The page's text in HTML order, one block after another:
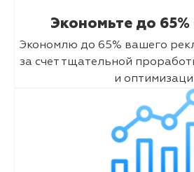
Экономьте до
Экономлю до 65% вашего
за счет тщательной
и